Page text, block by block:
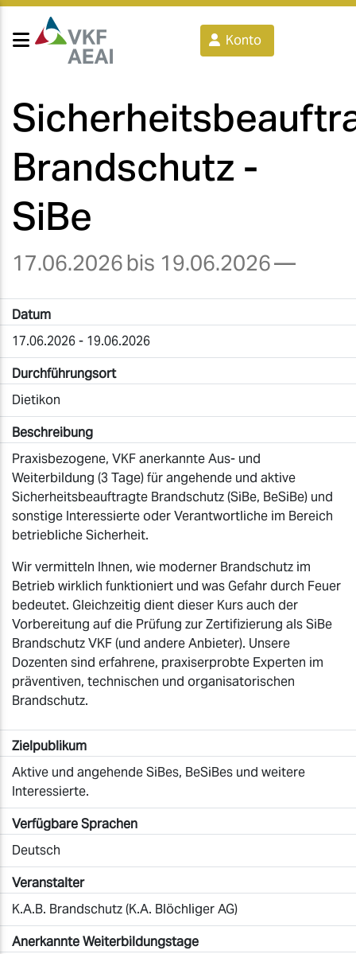
Konto
Brandschutz -
SiBe
17.06.2026bis 19.06.2026—
Datum
17.06.2026 - 19.06.2026
Durchführungsort
Dietikon
Beschreibung
Praxisbezogene, VKF anerkannte Aus- und
Weiterbildung (3 Tage) für angehende und aktive
Sicherheitsbeauftragte Brandschutz (SiBe, BeSiBe) und
sonstige Interessierte oder Verantwortliche im Bereich
betriebliche Sicherheit.
Wir vermitteln Ihnen, wie moderner Brandschutz im
Betrieb wirklich funktioniert und was Gefahr durch Feuer
bedeutet. Gleichzeitig dient dieser Kurs auch der
Vorbereitung auf die Prüfung zur Zertifizierung als SiBe
Brandschutz VKF (und andere Anbieter). Unsere
Dozenten sind erfahrene, praxiserprobte Experten im
präventiven, technischen und organisatorischen
Brandschutz.
Zielpublikum
Aktive und angehende SiBes, BeSiBes und weitere
Interessierte.
Verfügbare Sprachen
Deutsch
Veranstalter
K.A.B. Brandschutz (K.A. Blöchliger AG)
Anerkannte Weiterbildungstage